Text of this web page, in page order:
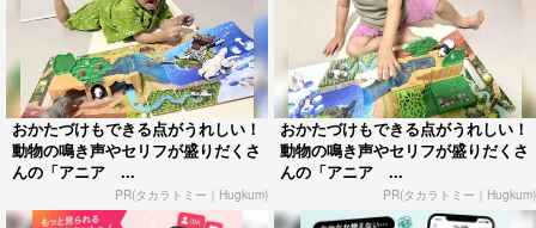
おかたづけもできる点がうれしい！
動物の鳴き声やセリフが盛りだくさ
んの「アニア ...
PR(タカラトミー｜Hugkum)
おかたづけもできる点がうれしい！
動物の鳴き声やセリフが盛りだくさ
んの「アニア ...
PR(タカラトミー｜Hugkum)